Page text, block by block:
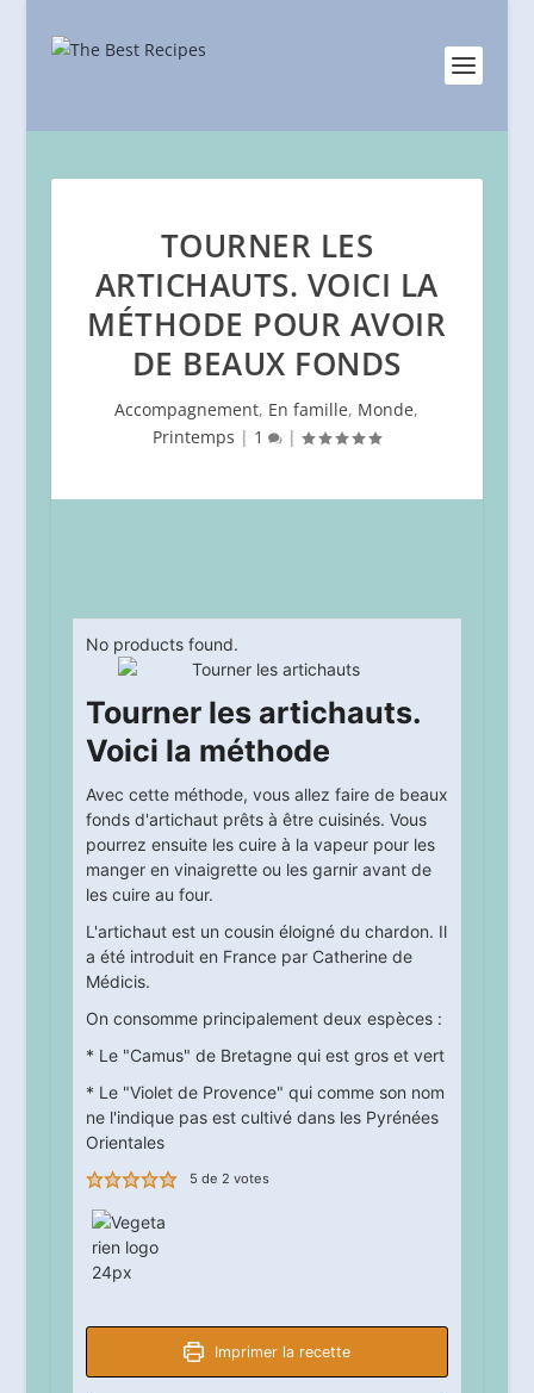
TOURNER LES
ARTICHAUTS. VOICI LA
MÉTHODE POUR AVOIR
DE BEAUX FONDS
Accompagnement, En famille, Monde,
Printemps | 1 |
No products found.
Tourner les artichauts.
Voici la méthode
Avec cette méthode, vous allez faire de beaux
fonds d'artichaut prêts à être cuisinés. Vous
pourrez ensuite les cuire à la vapeur pour les
manger en vinaigrette ou les garnir avant de
les cuire au four.
L'artichaut est un cousin éloigné du chardon. Il
a été introduit en France par Catherine de
Médicis.
On consomme principalement deux espèces :
* Le "Camus" de Bretagne qui est gros et vert
* Le "Violet de Provence" qui comme son nom
ne l'indique pas est cultivé dans les Pyrénées
Orientales
5 de 2 votes
Imprimer la recette